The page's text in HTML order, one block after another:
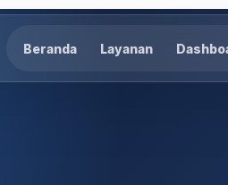
Beranda Layanan